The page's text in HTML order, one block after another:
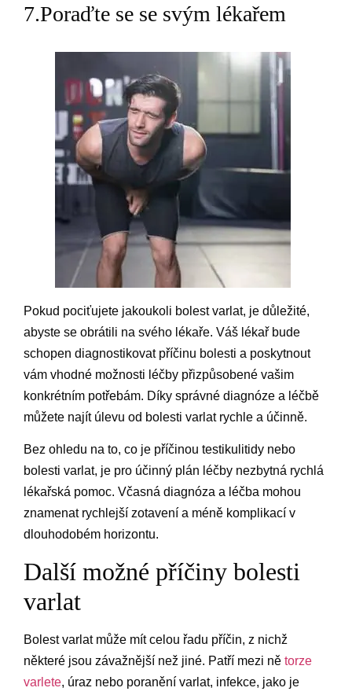
7.Poraďte se se svým lékařem
Pokud pociťujete jakoukoli bolest varlat, je důležité,
abyste se obrátili na svého lékaře. Váš lékař bude
schopen diagnostikovat příčinu bolesti a poskytnout
vám vhodné možnosti léčby přizpůsobené vašim
konkrétním potřebám. Díky správné diagnóze a léčbě
můžete najít úlevu od bolesti varlat rychle a účinně.
Bez ohledu na to, co je příčinou testikulitidy nebo
bolesti varlat, je pro účinný plán léčby nezbytná rychlá
lékařská pomoc. Včasná diagnóza a léčba mohou
znamenat rychlejší zotavení a méně komplikací v
dlouhodobém horizontu.
Další možné příčiny bolesti
varlat
Bolest varlat může mít celou řadu příčin, z nichž
některé jsou závažnější než jiné. Patří mezi ně torze
varlete, úraz nebo poranění varlat, infekce, jako je